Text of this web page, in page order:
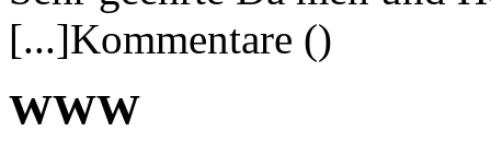
[...]Kommentare ()
WWW